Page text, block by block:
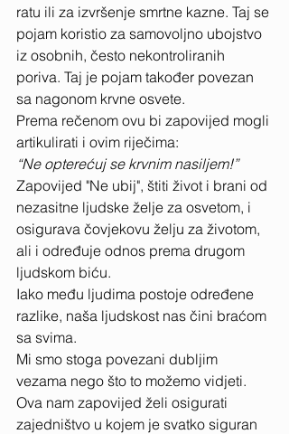
ratu ili za izvršenje smrtne kazne. Taj se
pojam koristio za samovoljno ubojstvo
iz osobnih, često nekontroliranih
poriva. Taj je pojam također povezan
sa nagonom krvne osvete.
Prema rečenom ovu bi zapovijed mogli
artikulirati i ovim riječima:
“Ne opterećuj se krvnim nasiljem!”
Zapovijed "Ne ubij", štiti život i brani od
nezasitne ljudske želje za osvetom, i
osigurava čovjekovu želju za životom,
ali i određuje odnos prema drugom
ljudskom biću.
Iako među ljudima postoje određene
razlike, naša ljudskost nas čini braćom
sa svima.
Mi smo stoga povezani dubljim
vezama nego što to možemo vidjeti.
Ova nam zapovijed želi osigurati
zajedništvo u kojem je svatko siguran